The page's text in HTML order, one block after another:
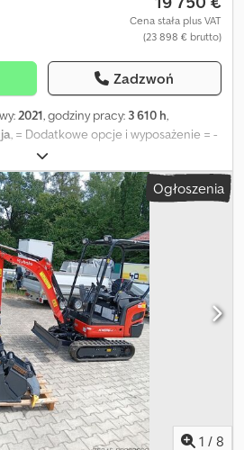
Cena stała plus VAT
(23 898 € brutto)
Zadzwoń
2021, godziny pracy: 3 610 h,
, = Dodatkowe opcje i wyposażenie = -
- Standardowa łyżka
= Napęd: Gąsienicowy
własna: 3 320 kg Aby uzyskać więcej
Geertem Geuensem.
Ogłoszenia
1 / 8